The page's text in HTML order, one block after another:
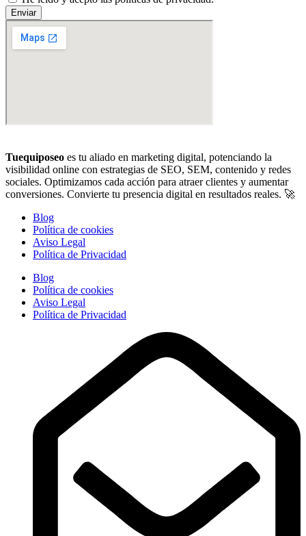
Enviar
Tuequiposeo es tu aliado en marketing digital, potenciando la
visibilidad online con estrategias de SEO, SEM, contenido y redes
sociales. Optimizamos cada acción para atraer clientes y aumentar
conversiones. Convierte tu presencia digital en resultados reales. 🚀
Blog
Política de cookies
Aviso Legal
Política de Privacidad
Blog
Política de cookies
Aviso Legal
Política de Privacidad